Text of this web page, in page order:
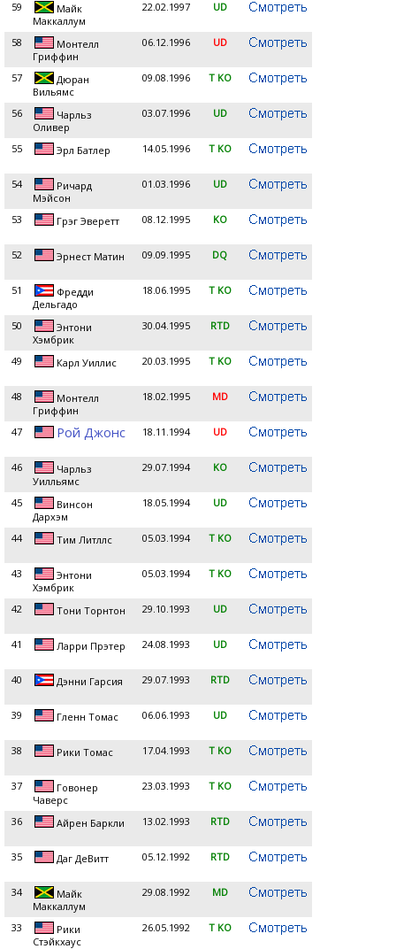
59
Майк
Маккаллум
22.02.1997 UD
58
Монтелл
Гриффин
06.12.1996 UD
57
Дюран
Вильямс
09.08.1996 T KO
56
Чарльз
Оливер
03.07.1996 UD
55 Эрл Батлер 14.05.1996 T KO
54
Ричард
Мэйсон
01.03.1996 UD
53 Грэг Эверетт 08.12.1995 KO
52 Эрнест Матин 09.09.1995 DQ
51
Фредди
Дельгадо
18.06.1995 T KO
50
Энтони
Хэмбрик
30.04.1995 RTD
49 Карл Уиллис 20.03.1995 T KO
48
Монтелл
Гриффин
18.02.1995 MD
47 Рой Джонс 18.11.1994 UD
46
Чарльз
Уилльямс
29.07.1994 KO
45
Винсон
Дархэм
18.05.1994 UD
44 Тим Литллс 05.03.1994 T KO
43
Энтони
Хэмбрик
05.03.1994 T KO
42 Тони Торнтон 29.10.1993 UD
41 Ларри Прэтер 24.08.1993 UD
40 Дэнни Гарсия 29.07.1993 RTD
39 Гленн Томас 06.06.1993 UD
38 Рики Томас 17.04.1993 T KO
37
Говонер
Чаверс
23.03.1993 T KO
36 Айрен Баркли 13.02.1993 RTD
35 Даг ДеВитт 05.12.1992 RTD
34
Майк
Маккаллум
29.08.1992 MD
33
Рики
Стэйкхаус
26.05.1992 T KO